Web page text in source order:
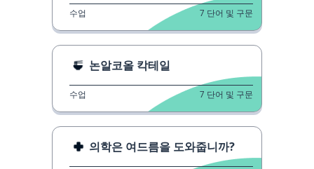
수업 7 단어 및 구문
논알코올 칵테일
수업 7 단어 및 구문
의학은 여드름을 도와줍니까?